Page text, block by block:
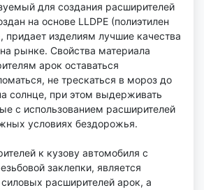
для создания расширителей
на основе LLDPE (полиэтилен
придает изделиям лучшие качества
рынке. Свойства материала
арок оставаться
не трескаться в мороз до
солнце, при этом выдерживать
с использованием расширителей
условиях бездорожья.
к кузову автомобиля с
заклепки, является
расширителей арок, а